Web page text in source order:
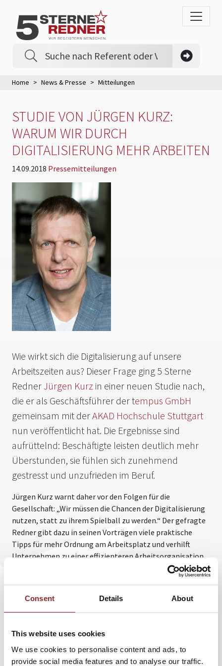
Consent Details About
This website uses cookies
We use cookies to personalise content and ads, to
provide social media features and to analyse our traffic.
Home News & Presse Mitteilungen
STUDIE VON JÜRGEN KURZ:
WARUM WIR DURCH
DIGITALISIERUNG MEHR ARBEITEN
14.09.2018 Pressemitteilungen
Wie wirkt sich die Digitalisierung auf unsere
Arbeitszeiten aus? Dieser Frage ging 5 Sterne
RednerJürgen Kurz in einer neuen Studie nach,
die er als Geschäftsführer der tempus GmbH
gemeinsam mit derAKAD Hochschule Stuttgart
nun veröffentlicht hat. Die Ergebnisse sind
aufrüttelnd: Beschäftigte leisten deutlich mehr
Überstunden, sie fühlen sich zunehmend
gestresst und unzufrieden im Beruf.
Jürgen Kurz warnt daher vor den Folgen für die
Gesellschaft: „Wir müssen die Chancen der Digitalisierung
nutzen, statt zu ihrem Spielball zu werden.“ Der gefragte
Redner gibt dazu in seinen Vorträgen viele praktische
Tipps für mehr Ordnung am Arbeitsplatz und verhilft
Unternehmen zu einer effizienteren Arbeitsorganisation.
Denn digitale Hilfsmittel und moderne Software
erleichtern viele Arbeiten, sodass man sich mit einem
muss sie nur zu nutzen wissen.
Technik lenkt sie vielmehr zulasten ihrer Produktivität ab,
wie die aktuelle Online-Studie zeigt. Die AKAD Hochschule
Stuttgart und tempus GmbH befragten dazu 1.200